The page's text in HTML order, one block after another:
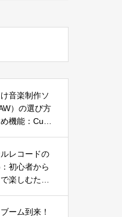
音楽制作ソ
）の選び方
機能：Cub
レコードの
初心者から
楽しむため
ーム到来！